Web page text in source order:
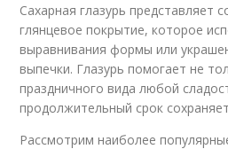
Сахарная глазурь представляет
глянцевое покрытие, которое
выравнивания формы или
выпечки. Глазурь помогает не
праздничного вида любой
продолжительный срок
Рассмотрим наиболее